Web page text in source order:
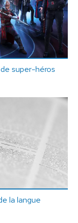
super-héros
la langue